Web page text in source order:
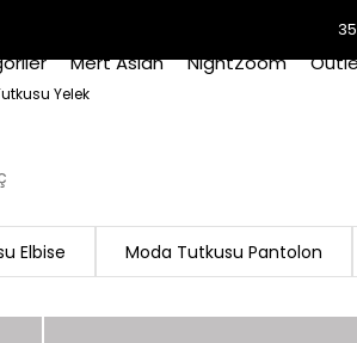
Mert Aslan NightZoom
Yelek
Elbise Moda Tutkusu Pantolon